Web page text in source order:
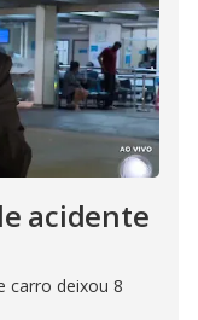
acidente
carro deixou 8